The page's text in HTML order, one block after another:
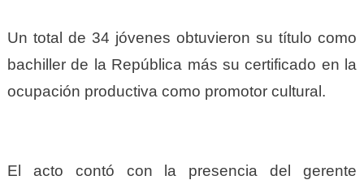
Un total de 34 jóvenes obtuvieron su título como
bachiller de la República más su certificado en la
ocupación productiva como promotor cultural.
El acto contó con la presencia del gerente